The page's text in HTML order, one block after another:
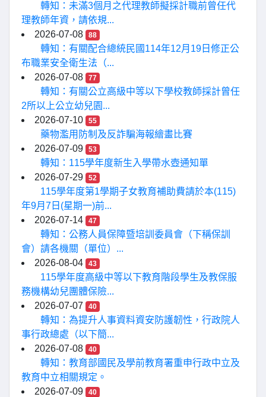
轉知：未滿3個月之代理教師擬採計職前曾任代
理教師年資，請依規...
2026-07-08
88
轉知：有關配合總統民國114年12月19日修正公
布職業安全衛生法（...
2026-07-08
77
轉知：有關公立高級中等以下學校教師採計曾任
2所以上公立幼兒園...
2026-07-10
55
藥物濫用防制及反詐騙海報繪畫比賽
2026-07-09
53
轉知：115學年度新生入學帶水壺通知單
2026-07-29
52
115學年度第1學期子女教育補助費請於本(115)
年9月7日(星期一)前...
2026-07-14
47
轉知：公務人員保障暨培訓委員會（下稱保訓
會）請各機關（單位）...
2026-08-04
43
115學年度高級中等以下教育階段學生及教保服
務機構幼兒團體保險...
2026-07-07
40
轉知：為提升人事資料資安防護韌性，行政院人
事行政總處（以下簡...
2026-07-08
40
轉知：教育部國民及學前教育署重申行政中立及
教育中立相關規定。
2026-07-09
40